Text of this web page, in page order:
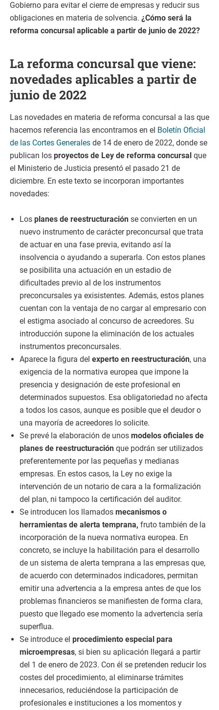
Gobierno para evitar el cierre de empresas y reducir sus
obligaciones en materia de solvencia. ¿Cómo será la
reforma concursal aplicable a partir de junio de 2022?
La reforma concursal que viene:
novedades aplicables a partir de
junio de 2022
Las novedades en materia de reforma concursal a las que
hacemos referencia las encontramos en el Boletín Oficial
de las Cortes Generales de 14 de enero de 2022, donde se
publican los proyectos de Ley de reforma concursal que
el Ministerio de Justicia presentó el pasado 21 de
diciembre. En este texto se incorporan importantes
novedades:
Los planes de reestructuración se convierten en un
nuevo instrumento de carácter preconcursal que trata
de actuar en una fase previa, evitando así la
insolvencia o ayudando a superarla. Con estos planes
se posibilita una actuación en un estadio de
dificultades previo al de los instrumentos
preconcursales ya exisistentes. Además, estos planes
cuentan con la ventaja de no cargar al empresario con
el estigma asociado al concurso de acreedores. Su
introducción supone la eliminación de los actuales
instrumentos preconcursales.
Aparece la figura del experto en reestructuración, una
exigencia de la normativa europea que impone la
presencia y designación de este profesional en
determinados supuestos. Esa obligatoriedad no afecta
a todos los casos, aunque es posible que el deudor o
una mayoría de acreedores lo solicite.
Se prevé la elaboración de unos modelos oficiales de
planes de reestructuración que podrán ser utilizados
preferentemente por las pequeñas y medianas
empresas. En estos casos, la Ley no exige la
intervención de un notario de cara a la formalización
del plan, ni tampoco la certificación del auditor.
Se introducen los llamados mecanismos o
herramientas de alerta temprana, fruto también de la
incorporación de la nueva normativa europea. En
concreto, se incluye la habilitación para el desarrollo
de un sistema de alerta temprana a las empresas que,
de acuerdo con determinados indicadores, permitan
emitir una advertencia a la empresa antes de que los
problemas financieros se manifiesten de forma clara,
puesto que llegado ese momento la advertencia sería
superflua.
Se introduce el procedimiento especial para
microempresas, si bien su aplicación llegará a partir
del 1 de enero de 2023. Con él se pretenden reducir los
costes del procedimiento, al eliminarse trámites
innecesarios, reduciéndose la participación de
profesionales e instituciones a los momentos y